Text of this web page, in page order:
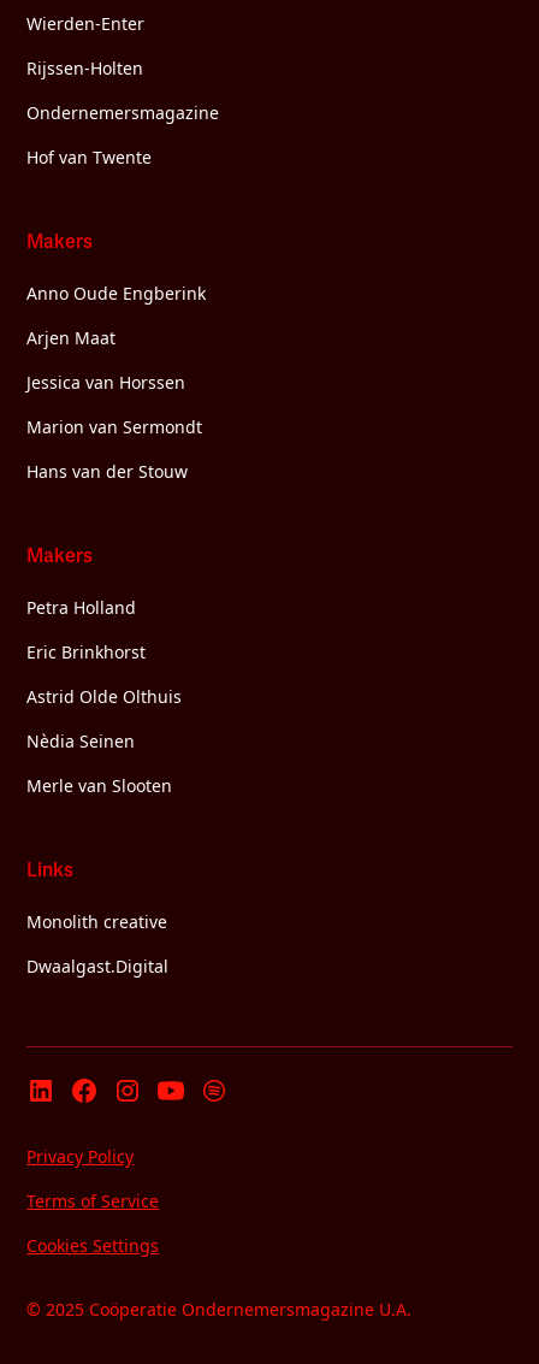
Wierden-Enter
Rijssen-Holten
Ondernemersmagazine
Hof van Twente
Makers
Anno Oude Engberink
Arjen Maat
Jessica van Horssen
Marion van Sermondt
Hans van der Stouw
Makers
Petra Holland
Eric Brinkhorst
Astrid Olde Olthuis
Nèdia Seinen
Merle van Slooten
Links
Monolith creative
Dwaalgast.Digital
© 2025 Coöperatie Ondernemersmagazine U.A.
Privacy Policy
Terms of Service
Cookies Settings